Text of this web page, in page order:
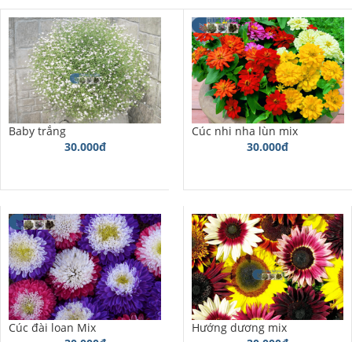
Baby trắng
30.000đ
Cúc nhi nha lùn mix
30.000đ
Cúc đài loan Mix
Hướng dương mix